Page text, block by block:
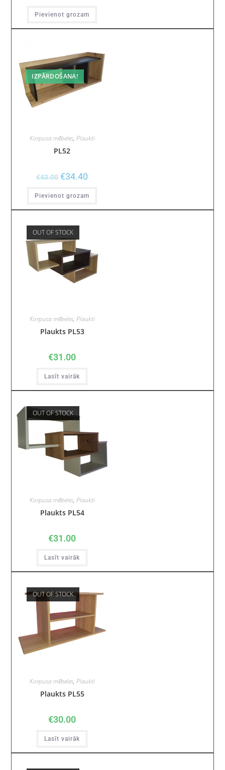
Pievienot grozam
IZPĀRDOŠANA!
Korpusa mēbeles, Plaukti
PL52
€43.00 €34.40
Pievienot grozam
OUT OF STOCK
Korpusa mēbeles, Plaukti
Plaukts PL53
€31.00
Lasīt vairāk
OUT OF STOCK
Korpusa mēbeles, Plaukti
Plaukts PL54
€31.00
Lasīt vairāk
OUT OF STOCK
Korpusa mēbeles, Plaukti
Plaukts PL55
€30.00
Lasīt vairāk